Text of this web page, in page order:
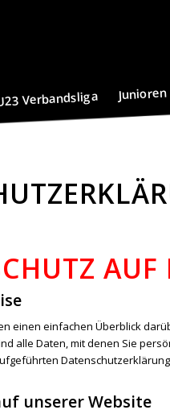
Verbandsliga Junioren
einen einfachen Überblick
alle Daten, mit denen Sie
unserer Website